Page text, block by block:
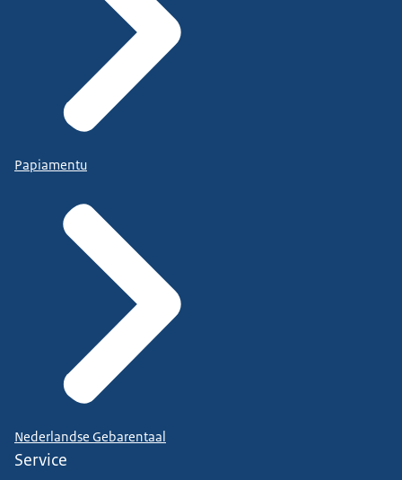
Papiamentu
Nederlandse Gebarentaal
Service